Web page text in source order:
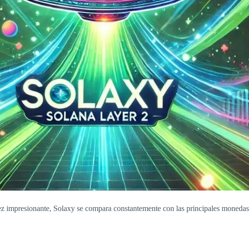
Solaxy se compara constantemente con las principales